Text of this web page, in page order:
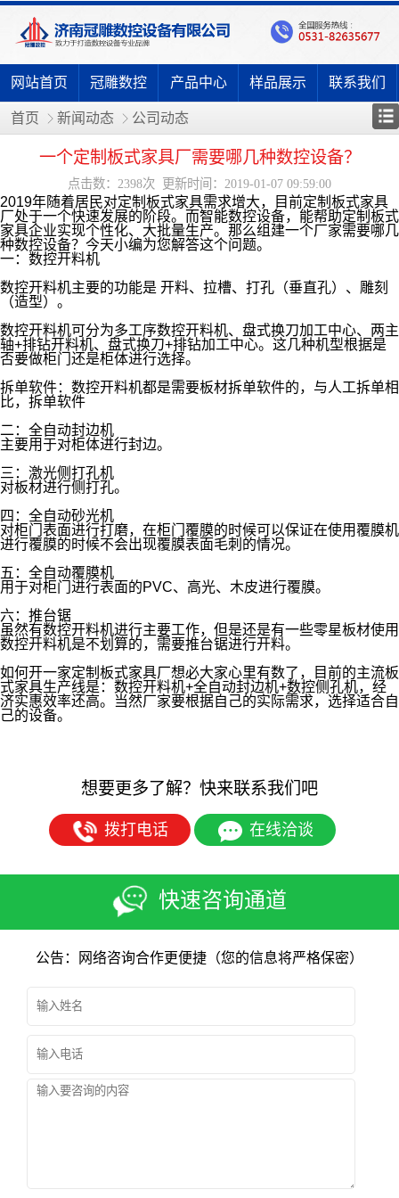
网站首页 冠雕数控 产品中心 样品展示 联系我们
首页 新闻动态 公司动态
一个定制板式家具厂需要哪几种数控设备？
点击数：2398次 更新时间：2019-01-07 09:59:00
2019年随着居民对定制板式家具需求增大，目前定制板式家具
厂处于一个快速发展的阶段。而智能数控设备，能帮助定制板式
家具企业实现个性化、大批量生产。那么组建一个厂家需要哪几
种数控设备？今天小编为您解答这个问题。
一：数控开料机
数控开料机主要的功能是 开料、拉槽、打孔（垂直孔）、雕刻
（造型）。
数控开料机可分为多工序数控开料机、盘式换刀加工中心、两主
轴+排钻开料机、盘式换刀+排钻加工中心。这几种机型根据是
否要做柜门还是柜体进行选择。
拆单软件：数控开料机都是需要板材拆单软件的，与人工拆单相
比，拆单软件
二：全自动封边机
主要用于对柜体进行封边。
三：激光侧打孔机
对板材进行侧打孔。
四：全自动砂光机
对柜门表面进行打磨，在柜门覆膜的时候可以保证在使用覆膜机
进行覆膜的时候不会出现覆膜表面毛刺的情况。
五：全自动覆膜机
用于对柜门进行表面的PVC、高光、木皮进行覆膜。
六：推台锯
虽然有数控开料机进行主要工作，但是还是有一些零星板材使用
数控开料机是不划算的，需要推台锯进行开料。
如何开一家定制板式家具厂想必大家心里有数了，目前的主流板
式家具生产线是：数控开料机+全自动封边机+数控侧孔机，经
济实惠效率还高。当然厂家要根据自己的实际需求，选择适合自
己的设备。
想要更多了解？快来联系我们吧
拨打电话 在线洽谈
快速咨询通道
公告：网络咨询合作更便捷（您的信息将严格保密）